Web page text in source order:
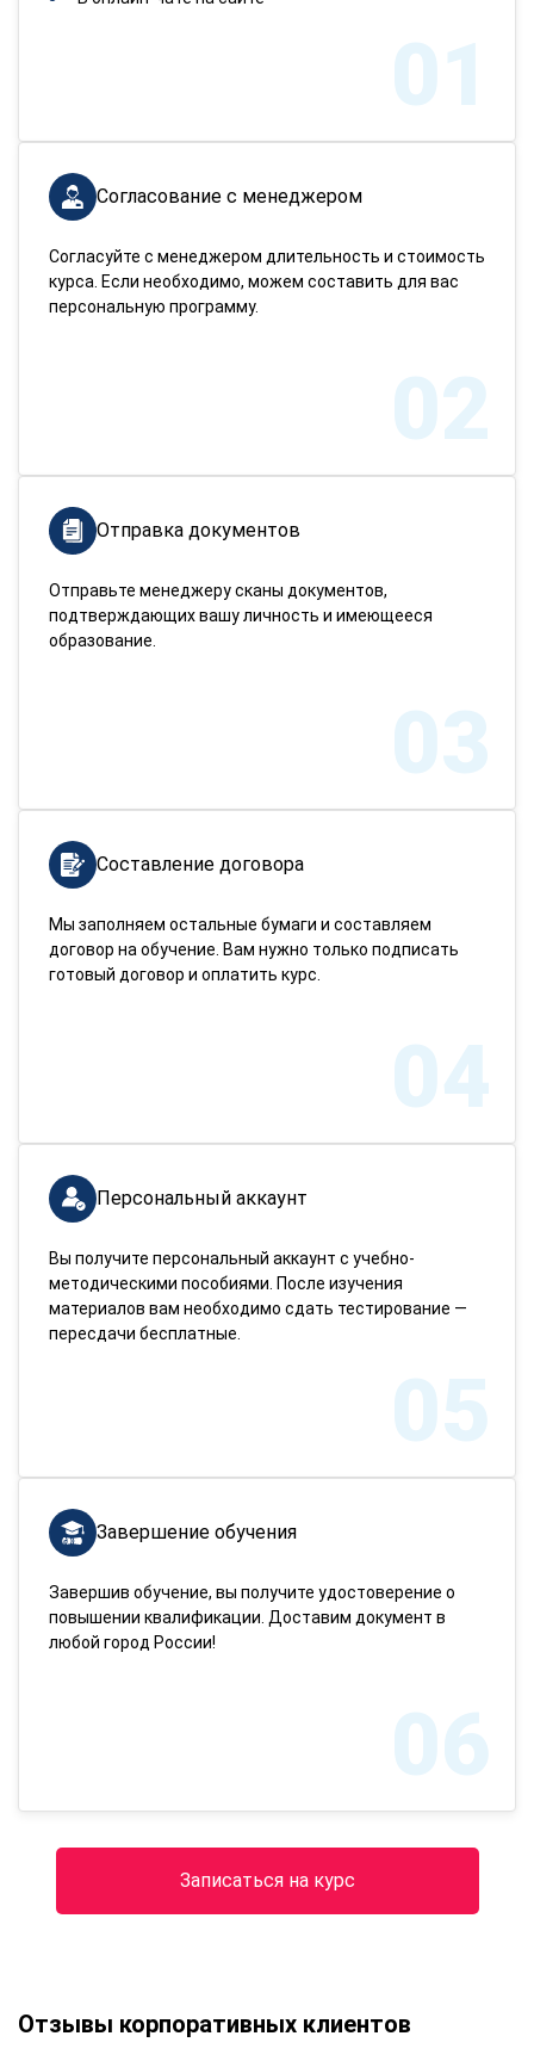
01
Согласование с менеджером
Согласуйте с менеджером длительность и стоимость
курса. Если необходимо, можем составить для вас
персональную программу.
02
Отправка документов
Отправьте менеджеру сканы документов,
подтверждающих вашу личность и имеющееся
образование.
03
Составление договора
Мы заполняем остальные бумаги и составляем
договор на обучение. Вам нужно только подписать
готовый договор и оплатить курс.
04
Персональный аккаунт
Вы получите персональный аккаунт с учебно-
методическими пособиями. После изучения
материалов вам необходимо сдать тестирование —
пересдачи бесплатные.
05
Завершение обучения
Завершив обучение, вы получите удостоверение о
повышении квалификации. Доставим документ в
любой город России!
06
Записаться на курс
Отзывы корпоративных клиентов